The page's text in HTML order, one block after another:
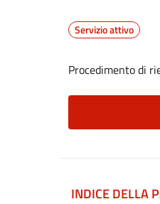
Servizio attivo
Procedimento di
INDICE DELLA